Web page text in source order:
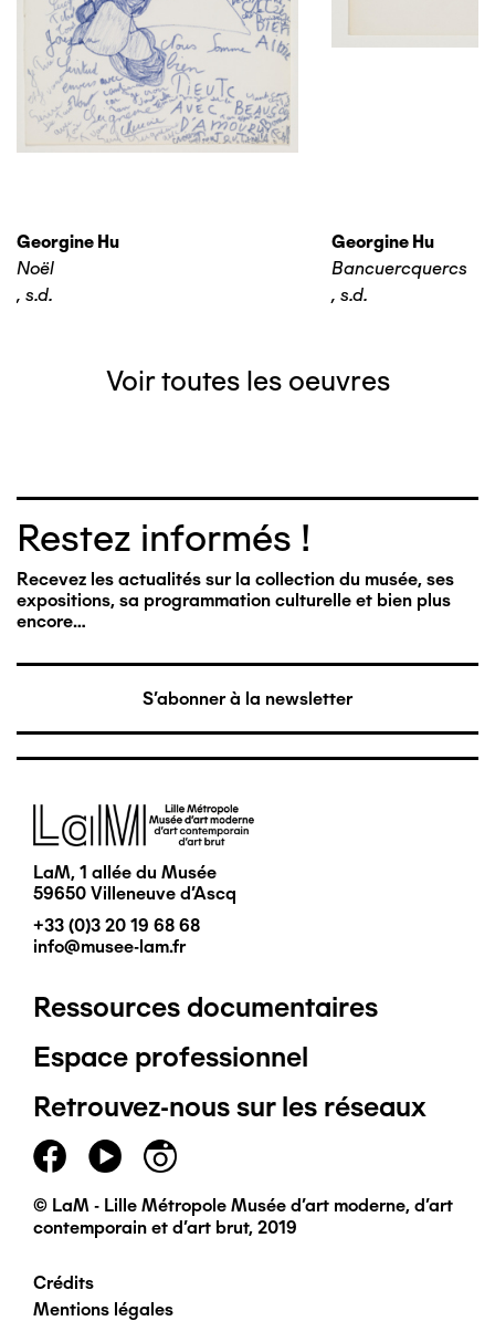
Georgine Hu
Noël
, s.d.
Georgine Hu
Bancuercquercs
, s.d.
Voir toutes les oeuvres
Restez informés !
Recevez les actualités sur la collection du musée, ses
expositions, sa programmation culturelle et bien plus
encore…
S'abonner à la newsletter
Image
LaM, 1 allée du Musée
59650 Villeneuve d'Ascq
+33 (0)3 20 19 68 68
info@musee-lam.fr
Pied
de
page
principal
Ressources documentaires
Espace professionnel
Retrouvez-nous sur les réseaux
© LaM - Lille Métropole Musée d'art moderne, d'art
contemporain et d'art brut, 2019
Pied
Crédits
Mentions légales